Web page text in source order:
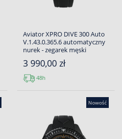
Aviator XPRO DIVE 300 Auto
V.1.43.0.365.6 automatyczny
nurek - zegarek męski
3 990,00 zł
48h
Nowość